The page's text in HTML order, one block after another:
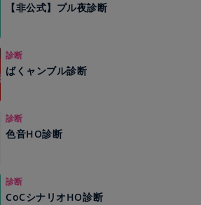
【非公式】プル夜診断
診断
ばくャンブル診断
診断
色音HO診断
診断
CoCシナリオHO診断